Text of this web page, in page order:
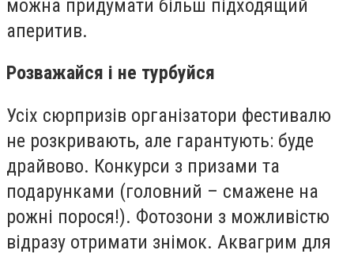
можна придумати більш підходящий
аперитив.
Розважайся і не турбуйся
Усіх сюрпризів організатори фестивалю
не розкривають, але гарантують: буде
драйвово. Конкурси з призами та
подарунками (головний – смажене на
рожні порося!). Фотозони з можливістю
відразу отримати знімок. Аквагрим для